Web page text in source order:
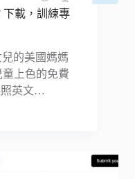
下載，訓練專
的美國媽媽
童上色的免費
照英文…